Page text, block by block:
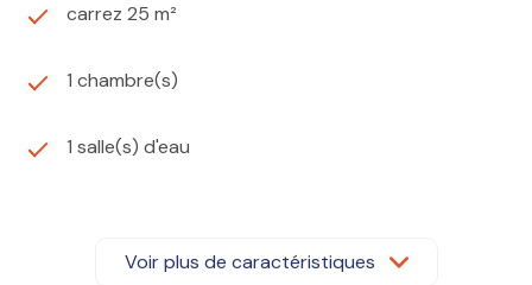
carrez 25 m²
1 chambre(s)
1 salle(s) d'eau
Voir plus de caractéristiques